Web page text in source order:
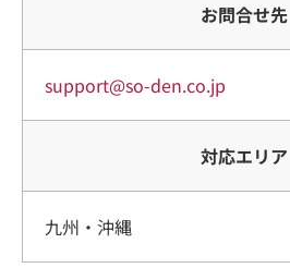
お問合せ先
support@so-den.co.jp
対応エリア
九州・沖縄